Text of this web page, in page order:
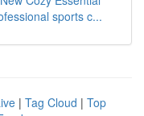
sports c...
| Tag Cloud | Top